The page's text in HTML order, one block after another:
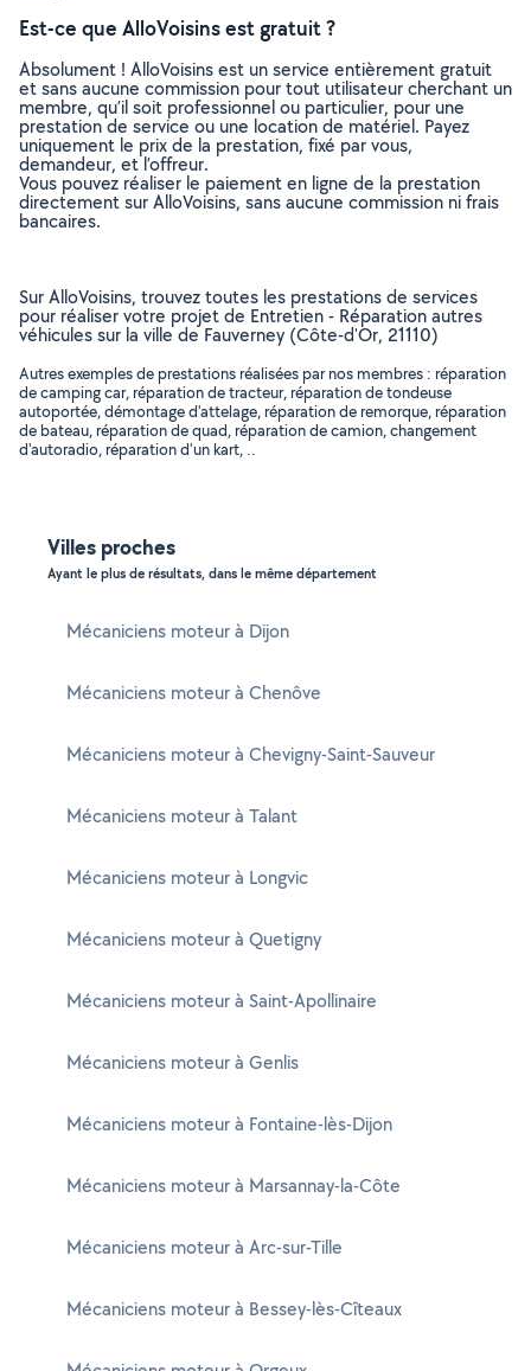
Est-ce que AlloVoisins est gratuit ?
Absolument ! AlloVoisins est un service entièrement gratuit
et sans aucune commission pour tout utilisateur cherchant un
membre, qu’il soit professionnel ou particulier, pour une
prestation de service ou une location de matériel. Payez
uniquement le prix de la prestation, fixé par vous,
demandeur, et l’offreur.
Vous pouvez réaliser le paiement en ligne de la prestation
directement sur AlloVoisins, sans aucune commission ni frais
bancaires.
Sur AlloVoisins, trouvez toutes les prestations de services
pour réaliser votre projet de Entretien - Réparation autres
véhicules sur la ville de Fauverney (Côte-d'Or, 21110)
Autres exemples de prestations réalisées par nos membres : réparation
de camping car, réparation de tracteur, réparation de tondeuse
autoportée, démontage d'attelage, réparation de remorque, réparation
de bateau, réparation de quad, réparation de camion, changement
d'autoradio, réparation d'un kart, ..
Villes proches
Ayant le plus de résultats, dans le même département
Mécaniciens moteur à Dijon
Mécaniciens moteur à Chenôve
Mécaniciens moteur à Chevigny-Saint-Sauveur
Mécaniciens moteur à Talant
Mécaniciens moteur à Longvic
Mécaniciens moteur à Quetigny
Mécaniciens moteur à Saint-Apollinaire
Mécaniciens moteur à Genlis
Mécaniciens moteur à Fontaine-lès-Dijon
Mécaniciens moteur à Marsannay-la-Côte
Mécaniciens moteur à Arc-sur-Tille
Mécaniciens moteur à Bessey-lès-Cîteaux